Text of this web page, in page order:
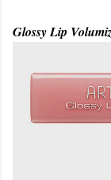
Glossy Lip